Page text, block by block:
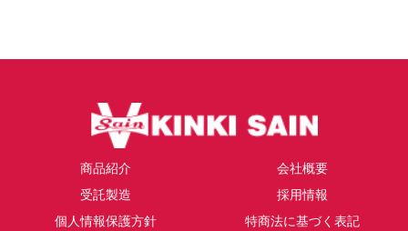
商品紹介
会社概要
受託製造
採用情報
個人情報保護方針
特商法に基づく表記